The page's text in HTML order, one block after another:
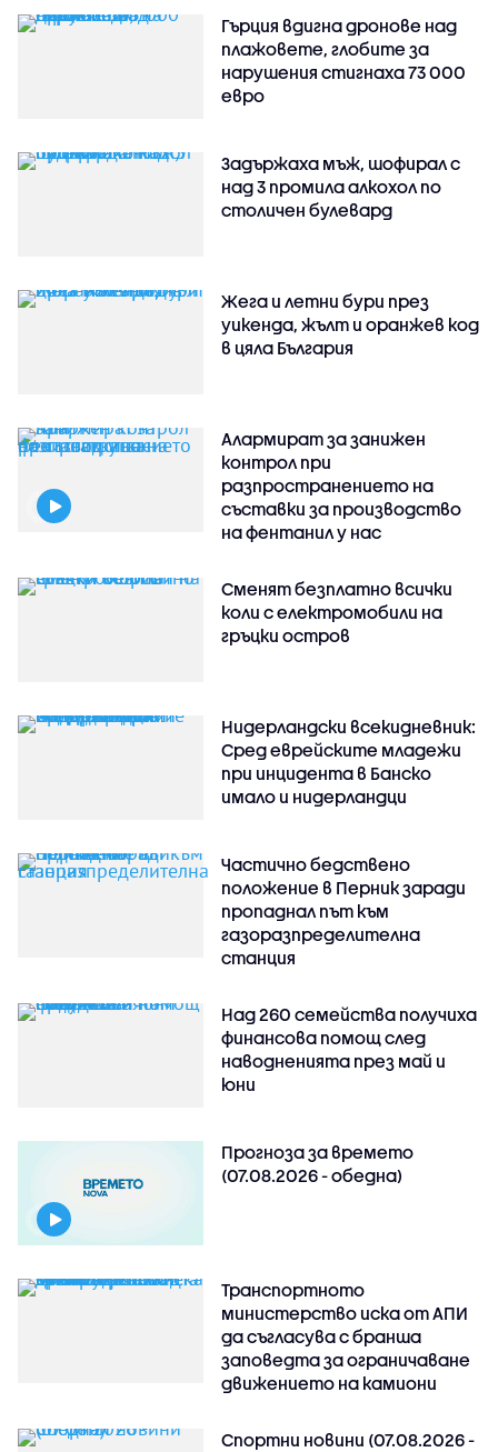
Гърция вдигна дронове над
плажовете, глобите за
нарушения стигнаха 73 000
евро
Задържаха мъж, шофирал с
над 3 промила алкохол по
столичен булевард
Жега и летни бури през
уикенда, жълт и оранжев код
в цяла България
Алармират за занижен
контрол при
разпространението на
съставки за производство
на фентанил у нас
Сменят безплатно всички
коли с електромобили на
гръцки остров
Нидерландски всекидневник:
Сред еврейските младежи
при инцидента в Банско
имало и нидерландци
Частично бедствено
положение в Перник заради
пропаднал път към
газоразпределителна
станция
Над 260 семейства получиха
финансова помощ след
наводненията през май и
юни
Прогноза за времето
(07.08.2026 - обедна)
Транспортното
министерство иска от АПИ
да съгласува с бранша
заповедта за ограничаване
движението на камиони
Спортни новини (07.08.2026 -